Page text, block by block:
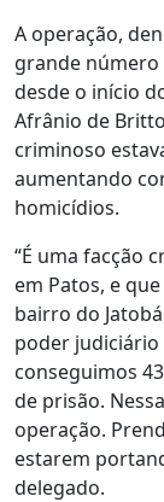
A operação,
grande número
desde o início
Afrânio de
criminoso
aumentando
homicídios.
“É uma facção
em Patos, e
bairro do
poder judiciário
conseguimos
de prisão.
operação.
estarem
delegado.